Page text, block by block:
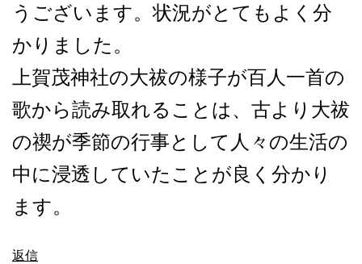
うございます。状況がとてもよく分
かりました。
上賀茂神社の大祓の様子が百人一首の
歌から読み取れることは、古より大祓
の禊が季節の行事として人々の生活の
中に浸透していたことが良く分かり
ます。
返信